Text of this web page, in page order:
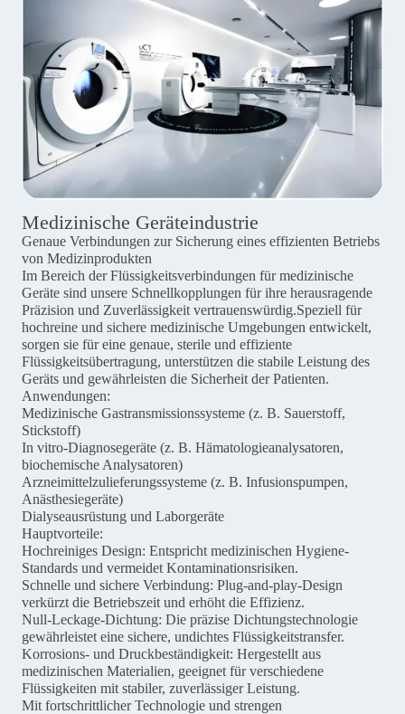
Medizinische Geräteindustrie
Genaue Verbindungen zur Sicherung eines effizienten Betriebs
von Medizinprodukten
Im Bereich der Flüssigkeitsverbindungen für medizinische
Geräte sind unsere Schnellkopplungen für ihre herausragende
Präzision und Zuverlässigkeit vertrauenswürdig.Speziell für
hochreine und sichere medizinische Umgebungen entwickelt,
sorgen sie für eine genaue, sterile und effiziente
Flüssigkeitsübertragung, unterstützen die stabile Leistung des
Geräts und gewährleisten die Sicherheit der Patienten.
Anwendungen:
Medizinische Gastransmissionssysteme (z. B. Sauerstoff,
Stickstoff)
In vitro-Diagnosegeräte (z. B. Hämatologieanalysatoren,
biochemische Analysatoren)
Arzneimittelzulieferungssysteme (z. B. Infusionspumpen,
Anästhesiegeräte)
Dialyseausrüstung und Laborgeräte
Hauptvorteile:
Hochreiniges Design: Entspricht medizinischen Hygiene-
Standards und vermeidet Kontaminationsrisiken.
Schnelle und sichere Verbindung: Plug-and-play-Design
verkürzt die Betriebszeit und erhöht die Effizienz.
Null-Leckage-Dichtung: Die präzise Dichtungstechnologie
gewährleistet eine sichere, undichtes Flüssigkeitstransfer.
Korrosions- und Druckbeständigkeit: Hergestellt aus
medizinischen Materialien, geeignet für verschiedene
Flüssigkeiten mit stabiler, zuverlässiger Leistung.
Mit fortschrittlicher Technologie und strengen